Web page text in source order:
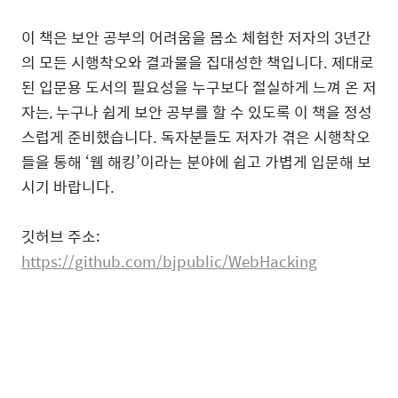
이 책은 보안 공부의 어려움을 몸소 체험한 저자의 3년간
의 모든 시행착오와 결과물을 집대성한 책입니다. 제대로
된 입문용 도서의 필요성을 누구보다 절실하게 느껴 온 저
자는,누구나 쉽게 보안 공부를 할 수 있도록 이 책을 정성
스럽게 준비했습니다. 독자분들도 저자가 겪은 시행착오
들을 통해 ‘웹 해킹’이라는 분야에 쉽고 가볍게 입문해 보
시기 바랍니다.
깃허브 주소:
https://github.com/bjpublic/WebHacking